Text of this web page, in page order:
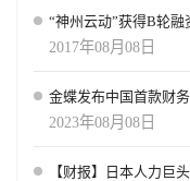
“神州云动”获得B轮
2017年08月08日
金蝶发布中国首款财
2023年08月08日
【财报】日本人力巨